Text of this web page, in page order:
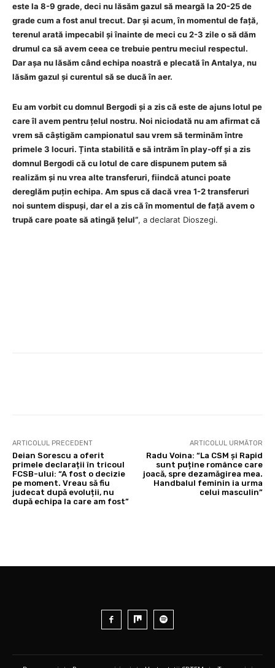
este la 8-9 grade, deci nu lăsăm gazul să meargă la 20-25 de
grade cum a fost anul trecut. Dar și acum, în momentul de față,
terenul arată impecabil și înainte de meci cu 2-3 zile o să dăm
drumul ca să avem ceea ce trebuie pentru meciul respectul.
Dar așa nu lăsăm când echipa noastră e plecată în Antalya, nu
lăsăm gazul și curentul să se ducă în aer.
Eu am vorbit cu domnul Bergodi și a zis că este de ajuns lotul pe
care îl avem pentru țelul nostru. Noi niciodată nu am afirmat că
vrem să câștigăm campionatul sau vrem să terminăm între
primele 3 locuri. Ținta stabilită e să intrăm în play-off și a zis
domnul Bergodi că cu lotul de care dispunem putem să
realizăm și nu vrea alte transferuri, fiindcă atunci poate
dereglăm puțin echipa. Am spus că dacă vrea 1-2 transferuri
noi suntem dispuși, dar el a zis că în momentul de față avem o
trupă care poate să atingă țelul”, a declarat Dioszegi.
ARTICOLUL PRECEDENT
Deian Sorescu a oferit
primele declarații în tricoul
FCSB-ului: “A fost o decizie
pe moment. Vreau să fiu
judecat după evoluții, nu
după echipa la care am fost”
ARTICOLUL URMĂTOR
Radu Voina: “La CSM și Rapid
sunt puține românce care
joacă, spre dezamăgirea mea.
Handbalul feminin ia urma
celui masculin”